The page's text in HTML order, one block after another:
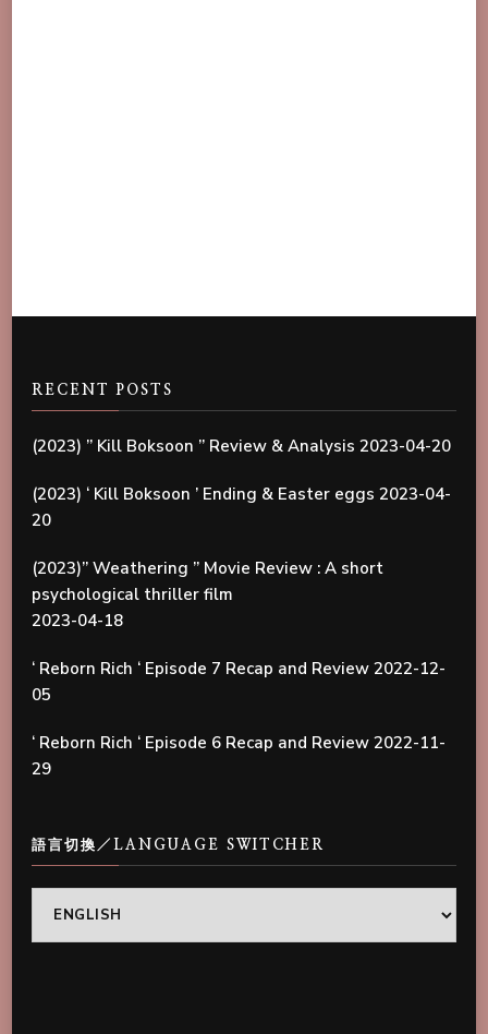
RECENT POSTS
(2023) ” Kill Boksoon ” Review & Analysis 2023-04-20
(2023) ‘ Kill Boksoon ’ Ending & Easter eggs 2023-04-
20
(2023)” Weathering ” Movie Review : A short
psychological thriller film
2023-04-18
‘ Reborn Rich ‘ Episode 7 Recap and Review 2022-12-
05
‘ Reborn Rich ‘ Episode 6 Recap and Review 2022-11-
29
語言切換／LANGUAGE SWITCHER